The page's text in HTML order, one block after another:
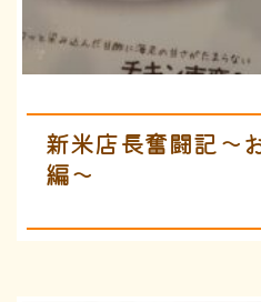
新米店長奮闘記〜
編〜